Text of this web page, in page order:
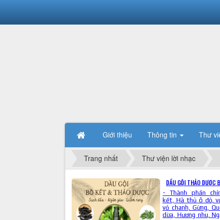
Giới thiệu Thông tin Thư
Trang nhất Thư viện lời nhạc